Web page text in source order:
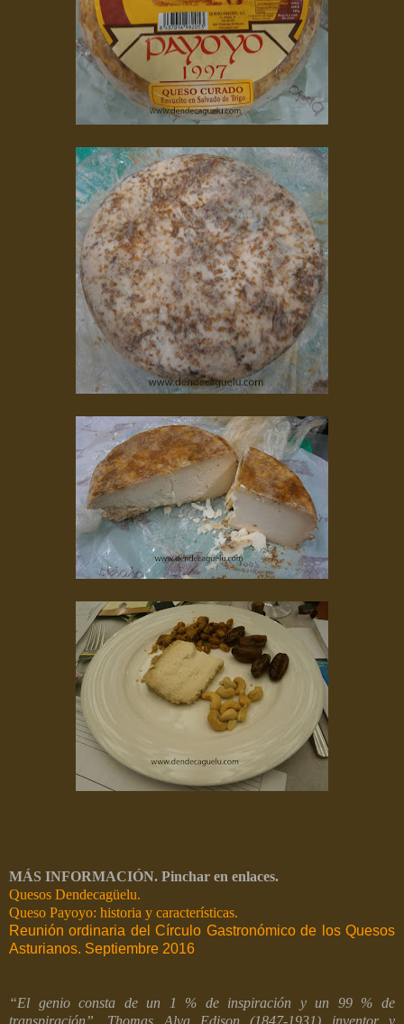
MÁS INFORMACIÓN. Pinchar en enlaces.
Quesos Dendecagüelu.
Queso Payoyo: historia y características.
Reunión ordinaria del Círculo Gastronómico de los Quesos
Asturianos. Septiembre 2016
“El genio consta de un 1 % de inspiración y un 99 % de
transpiración”. Thomas Alva Edison (1847-1931) inventor y